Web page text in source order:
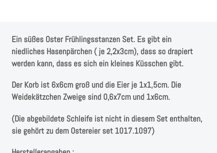
Ein süßes Oster Frühlingsstanzen Set. Es gibt ein
niedliches Hasenpärchen ( je 2,2x3cm), dass so drapiert
werden kann, dass es sich ein kleines Küsschen gibt.
Der Korb ist 6x6cm groß und die Eier je 1x1,5cm. Die
Weidekätzchen Zweige sind 0,6x7cm und 1x6cm.
(Die abgebildete Schleife ist nicht in diesem Set enthalten,
sie gehört zu dem Ostereier set 1017.1097)